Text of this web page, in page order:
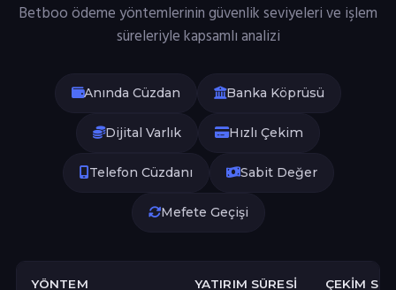
Betboo ödeme yöntemlerinin güvenlik seviyeleri ve işlem
süreleriyle kapsamlı analizi
Anında Cüzdan Banka Köprüsü
Dijital Varlık Hızlı Çekim
Telefon Cüzdanı Sabit Değer
Mefete Geçişi
YÖNTEM YATIRIM SÜRESI ÇEKIM